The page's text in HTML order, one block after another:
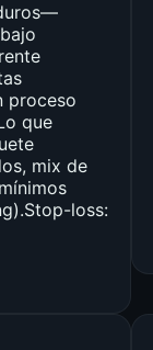
proceso
que
mix de
loss: